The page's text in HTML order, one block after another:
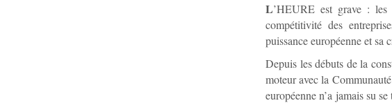
L’HEURE est grave : les
compétitivité des
puissance européenne et sa
Depuis les débuts de la
moteur avec la
européenne n’a jamais su